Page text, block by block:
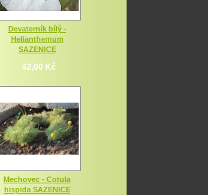
Devaterník bílý -
Helianthemum
SAZENICE
42,00 Kč
Mechovec - Cotula
hispida SAZENICE